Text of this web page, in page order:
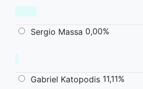
Sergio Massa 0,00%
Gabriel Katopodis 11,11%